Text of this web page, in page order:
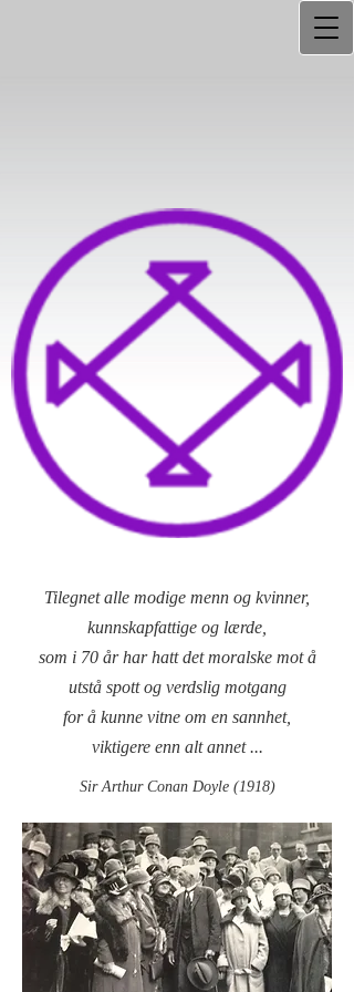
Tilegnet alle modige menn og kvinner,
kunnskapfattige og lærde,
som i 70 år har hatt det moralske mot å
utstå spott og verdslig motgang
for å kunne vitne om en sannhet,
viktigere enn alt annet ...
Sir Arthur Conan Doyle (1918)